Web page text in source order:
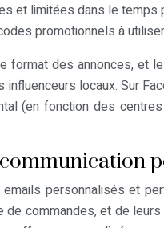
et limitées dans le temps
promotionnels à
format des annonces,
locaux. Sur
(en fonction des
personnalisés et
de commandes, et de